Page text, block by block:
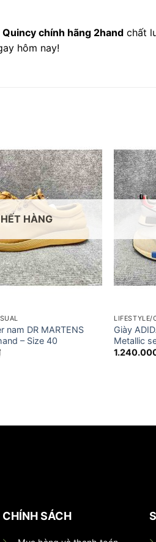
chính hãng 2hand chất
hôm nay!
HẾT HÀNG
nam DR MARTENS
– Size 40
LIFESTYLE/
Giày
Metallic
CHÍNH SÁCH